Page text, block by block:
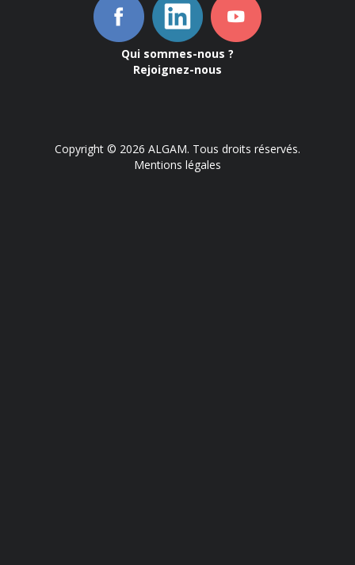
Qui sommes-nous ?
Rejoignez-nous
Copyright © 2026 ALGAM. Tous droits réservés.
Mentions légales